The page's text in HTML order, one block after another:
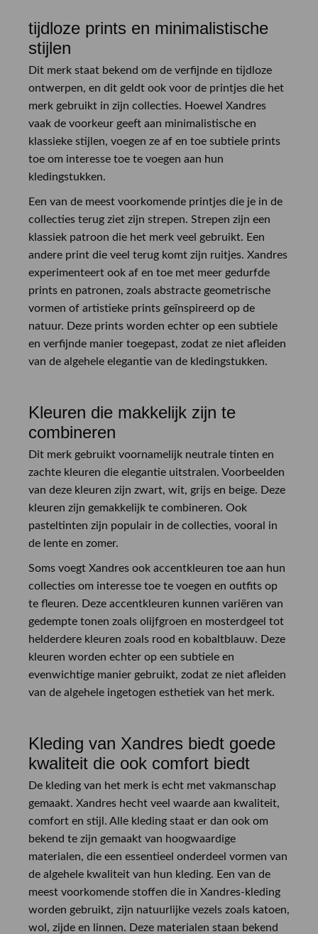
tijdloze prints en minimalistische
stijlen
Dit merk staat bekend om de verfijnde en tijdloze
ontwerpen, en dit geldt ook voor de printjes die het
merk gebruikt in zijn collecties. Hoewel Xandres
vaak de voorkeur geeft aan minimalistische en
klassieke stijlen, voegen ze af en toe subtiele prints
toe om interesse toe te voegen aan hun
kledingstukken.
Een van de meest voorkomende printjes die je in de
collecties terug ziet zijn strepen. Strepen zijn een
klassiek patroon die het merk veel gebruikt. Een
andere print die veel terug komt zijn ruitjes. Xandres
experimenteert ook af en toe met meer gedurfde
prints en patronen, zoals abstracte geometrische
vormen of artistieke prints geïnspireerd op de
natuur. Deze prints worden echter op een subtiele
en verfijnde manier toegepast, zodat ze niet afleiden
van de algehele elegantie van de kledingstukken.
Kleuren die makkelijk zijn te
combineren
Dit merk gebruikt voornamelijk neutrale tinten en
zachte kleuren die elegantie uitstralen. Voorbeelden
van deze kleuren zijn zwart, wit, grijs en beige. Deze
kleuren zijn gemakkelijk te combineren. Ook
pasteltinten zijn populair in de collecties, vooral in
de lente en zomer.
Soms voegt Xandres ook accentkleuren toe aan hun
collecties om interesse toe te voegen en outfits op
te fleuren. Deze accentkleuren kunnen variëren van
gedempte tonen zoals olijfgroen en mosterdgeel tot
helderdere kleuren zoals rood en kobaltblauw. Deze
kleuren worden echter op een subtiele en
evenwichtige manier gebruikt, zodat ze niet afleiden
van de algehele ingetogen esthetiek van het merk.
Kleding van Xandres biedt goede
kwaliteit die ook comfort biedt
De kleding van het merk is echt met vakmanschap
gemaakt. Xandres hecht veel waarde aan kwaliteit,
comfort en stijl. Alle kleding staat er dan ook om
bekend te zijn gemaakt van hoogwaardige
materialen, die een essentieel onderdeel vormen van
de algehele kwaliteit van hun kleding. Een van de
meest voorkomende stoffen die in Xandres-kleding
worden gebruikt, zijn natuurlijke vezels zoals katoen,
wol, zijde en linnen. Deze materialen staan bekend